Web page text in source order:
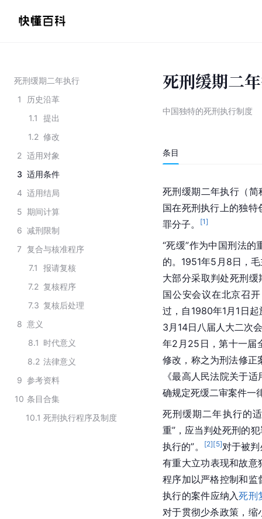
死刑缓期二年执行
1
历史沿革
1.1
提出
1.2 修改
2 适用对象
3 适用条件
4 适用结局
5 期间计算
6 减刑限制
7 复合与核准程序
7.1
报请复核
7.2 复核程序
7.3 复核后处理
8 意义
8.1 时代意义
8.2 法律意义
9 参考资料
10 条目合集
10.1 死刑执行程序及制度
死刑缓期二
中国独特的死刑执行制度
条目
死刑缓期二年执行（简
国在死刑执行上的独特
罪分子。
[1]
“死缓”作为中国刑法的
的。1951年5月8日，
大部分采取判处死刑
国公安会议在北京召
过，自1980年1月1日
3月14日八届人大二次
年2月25日，第十一届
修改，称之为刑法修正
《最高人民法院关于适
确规定死缓二审案件一
死刑缓期二年执行的
重”，应当判处死刑的
执行的”。
[2][5]对于被
有重大立功表现和故意
程序加以严格控制和监
执行的案件应纳入死刑
对于贯彻少杀政策，